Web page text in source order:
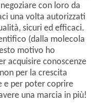
con loro da
una volta autorizzati
sicuri ed efficaci.
(dalla molecola
motivo ho
acquisire conoscenze
per la crescita
e per poter coprire
una marcia in più!